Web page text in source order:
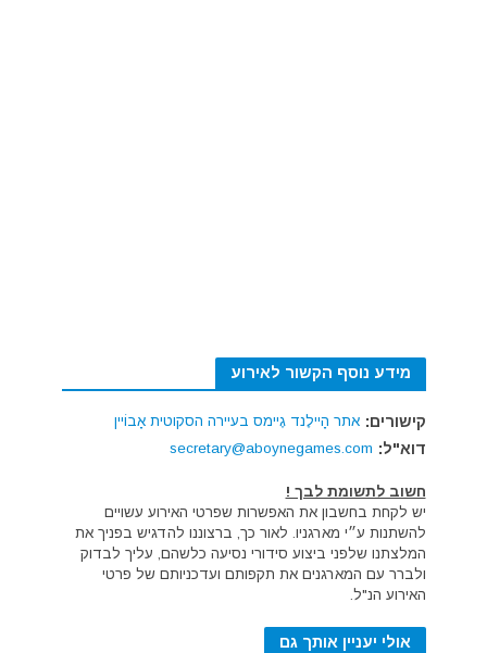
מידע נוסף הקשור לאירוע
קישורים: אתר הָיילֶנד גֶיימס בעיירה הסקוטית אָבוֹיין
דוא"ל: secretary@aboynegames.com
חשוב לתשומת לבך !
יש לקחת בחשבון את האפשרות שפרטי האירוע עשויים
להשתנות ע״י מארגניו. לאור כך, ברצוננו להדגיש בפניך את
המלצתנו שלפני ביצוע סידורי נסיעה כלשהם, עליך לבדוק
ולברר עם המארגנים את תקפותם ועדכניותם של פרטי
האירוע הנ"ל.
אולי יעניין אותך גם